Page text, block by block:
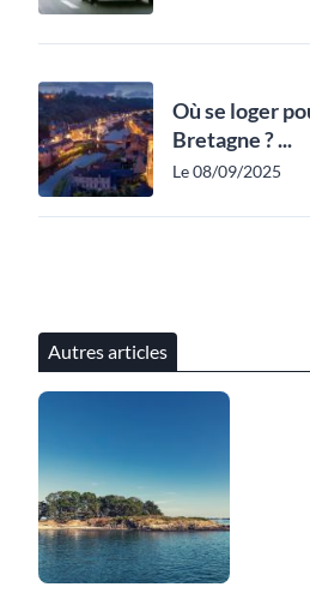
Où se loger
Bretagne ? ...
Le 08/09/2025
Autres articles